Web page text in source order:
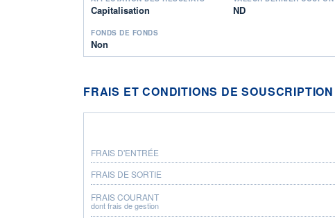
Capitalisation ND
FONDS DE FONDS
Non
FRAIS ET CONDITIONS DE SOUSCRIPTION
FRAIS D'ENTRÉE
FRAIS DE SORTIE
FRAIS COURANT
dont frais de gestion